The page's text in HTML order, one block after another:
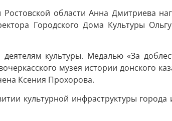
области Анна Дмитриева
Городского Дома Культуры
культуры. Медалью «За
музея истории донского
Ксения Прохорова.
культурной инфраструктуры